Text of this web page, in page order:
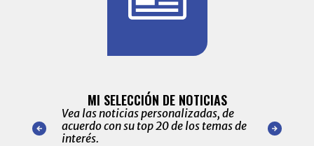
nuestro
para
MI SELECCIÓN DE NOTICIAS
Vea las noticias personalizadas, de
acuerdo con su top 20 de los temas de
interés.
de las